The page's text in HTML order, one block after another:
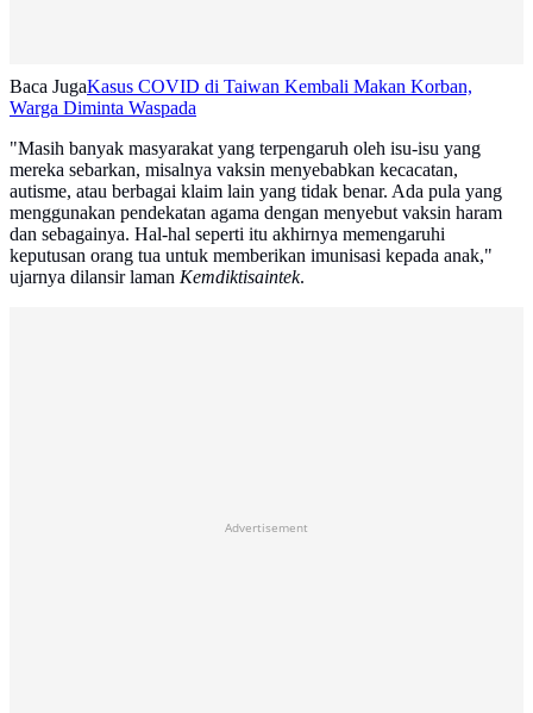
Baca JugaKasus COVID di Taiwan Kembali Makan Korban,
Warga Diminta Waspada
"Masih banyak masyarakat yang terpengaruh oleh isu-isu yang
mereka sebarkan, misalnya vaksin menyebabkan kecacatan,
autisme, atau berbagai klaim lain yang tidak benar. Ada pula yang
menggunakan pendekatan agama dengan menyebut vaksin haram
dan sebagainya. Hal-hal seperti itu akhirnya memengaruhi
keputusan orang tua untuk memberikan imunisasi kepada anak,"
ujarnya dilansir laman Kemdiktisaintek.
Advertisement